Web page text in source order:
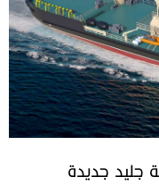
جليد جديدة